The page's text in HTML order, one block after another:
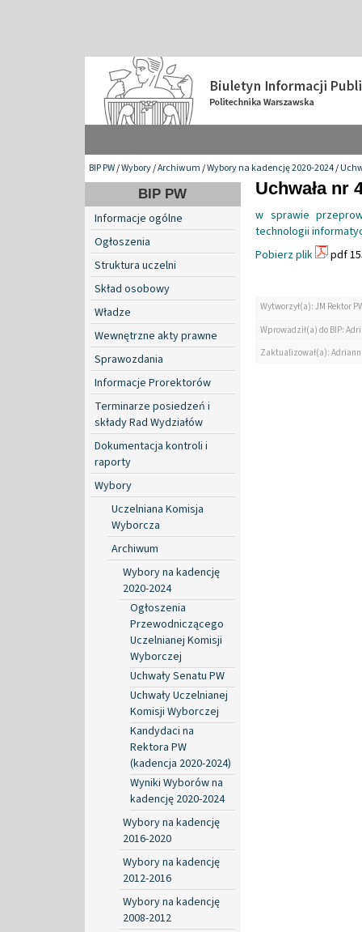
BIP PW/Wybory/Archiwum/Wybory na kadencję 2020-2024/
BIP PW
Informacje ogólne
Ogłoszenia
Struktura uczelni
Skład osobowy
Władze
Wewnętrzne akty prawne
Sprawozdania
Informacje Prorektorów
Terminarze posiedzeń i
składy Rad Wydziałów
Dokumentacja kontroli i
raporty
Wybory
Uczelniana Komisja
Wyborcza
Archiwum
Wybory na kadencję
2020-2024
Ogłoszenia
Przewodniczącego
Uczelnianej Komisji
Wyborczej
Uchwały Senatu PW
Uchwały Uczelnianej
Komisji Wyborczej
Kandydaci na
Rektora PW
(kadencja 2020-2024)
Wyniki Wyborów na
kadencję 2020-2024
Wybory na kadencję
2016-2020
Wybory na kadencję
2012-2016
Wybory na kadencję
2008-2012
Uchwała nr
w sprawie
technologii
Pobierz plik
pdf
Wytworzył(a): JM Rektor
Wprowadził(a) do BIP:
Zaktualizował(a):